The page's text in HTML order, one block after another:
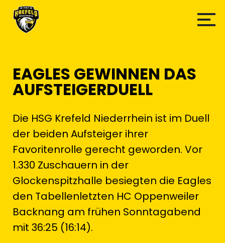
EAGLES GEWINNEN DAS
AUFSTEIGERDUELL
Die HSG Krefeld Niederrhein ist im Duell
der beiden Aufsteiger ihrer
Favoritenrolle gerecht geworden. Vor
1.330 Zuschauern in der
Glockenspitzhalle besiegten die Eagles
den Tabellenletzten HC Oppenweiler
Backnang am frühen Sonntagabend
mit 36:25 (16:14).